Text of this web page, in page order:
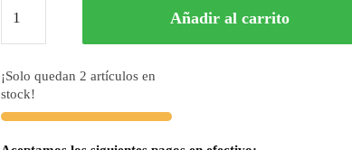
Littmann
Classic
II
Infant
Frambuesa
Añadir al carrito
¡Solo quedan 2 artículos en
stock!